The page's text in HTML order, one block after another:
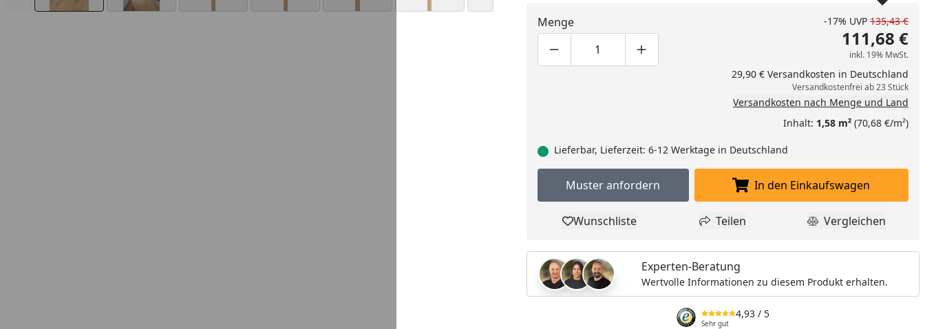
Menge
Produktmenge um eins verringern
Produktmenge manuell eingeben
Produktmenge um eins erhöhen
-17% UVP 135,43 €
111,68 €
inkl. 19% MwSt.
29,90 € Versandkosten in Deutschland
Versandkostenfrei ab 23 Stück
Versandkosten nach Menge und Land
Inhalt: 1,58 m²(70,68 €/m²)
Lieferbar, Lieferzeit: 6-12 Werktage in Deutschland
Muster anfordern
Muster anfordern In den Einkaufswagen
In den Einkaufswagen
Produkt zur Wunschliste hinzufügen
Wunschliste Teilen
Teilen Produkt
Vergleichen
Experten-Beratung
Wertvolle Informationen zu diesem Produkt erhalten.
4,93 / 5
Sehr gut